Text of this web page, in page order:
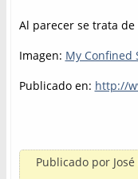
Al parecer se trata
Imagen: My Confined
Publicado en: http://
Publicado por